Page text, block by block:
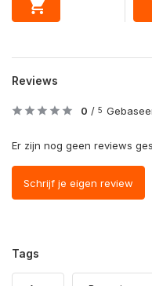
Reviews
0 / 5
Er zijn nog geen reviews
Schrijf je eigen review
Tags